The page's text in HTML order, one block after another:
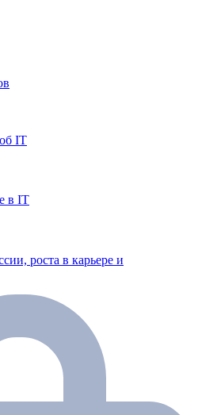
IT
в IT
роста в карьере и